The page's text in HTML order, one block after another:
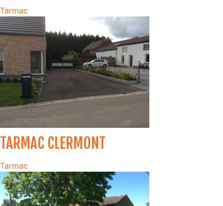
Tarmac
TARMAC CLERMONT
Tarmac